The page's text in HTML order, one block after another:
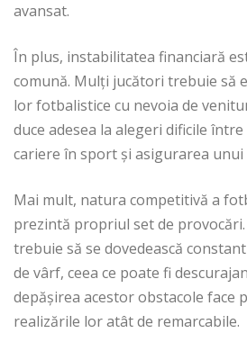
avansat.
În plus, instabilitatea financiară
comună. Mulți jucători trebuie să
lor fotbalistice cu nevoia de
duce adesea la alegeri dificile
cariere în sport și asigurarea unui
Mai mult, natura competitivă a
prezintă propriul set de
trebuie să se dovedească
de vârf, ceea ce poate fi
depășirea acestor obstacole face
realizările lor atât de remarcabile.